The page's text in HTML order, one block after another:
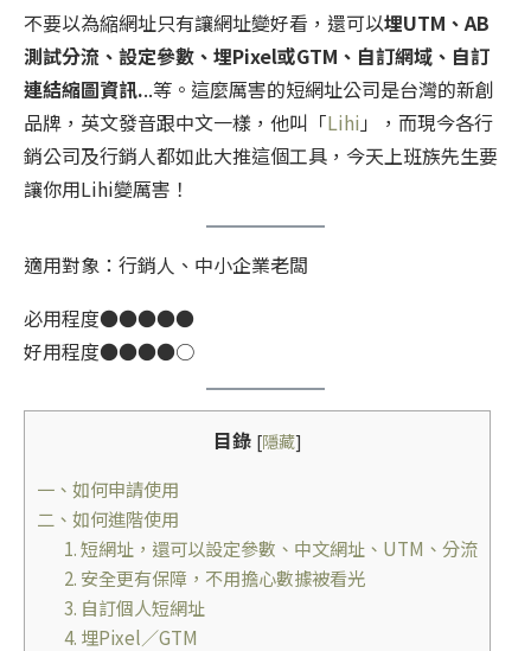
不要以為縮網址只有讓網址變好看，還可以埋UTM、AB
測試分流、設定參數、埋Pixel或GTM、自訂網域、自訂
連結縮圖資訊...等。這麼厲害的短網址公司是台灣的新創
品牌，英文發音跟中文一樣，他叫「Lihi 」，而現今各行
銷公司及行銷人都如此大推這個工具，今天上班族先生要
讓你用Lihi變厲害！
適用對象：行銷人、中小企業老闆
必用程度●●●●●
好用程度●●●●○
目錄 [隱藏]
一、如何申請使用
二、如何進階使用
1. 短網址，還可以設定參數、中文網址、UTM、分流
2. 安全更有保障，不用擔心數據被看光
3. 自訂個人短網址
4. 埋Pixel／GTM